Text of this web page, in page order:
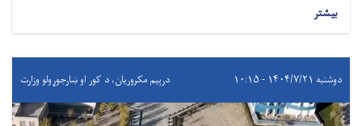
بیشتر
دوشنبه ۱۴۰۴/۷/۲۱ - ۱۰:۱۵ درېيم مکروریان، د کور او ښارجوړولو وزارت